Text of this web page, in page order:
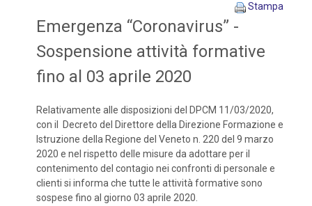
Stampa
Emergenza “Coronavirus” -
Sospensione attività formative
fino al 03 aprile 2020
Relativamente alle disposizioni del DPCM 11/03/2020,
con il Decreto del Direttore della Direzione Formazione e
Istruzione della Regione del Veneto n. 220 del 9 marzo
2020 e nel rispetto delle misure da adottare per il
contenimento del contagio nei confronti di personale e
clienti si informa che tutte le attività formative sono
sospese fino al giorno 03 aprile 2020.